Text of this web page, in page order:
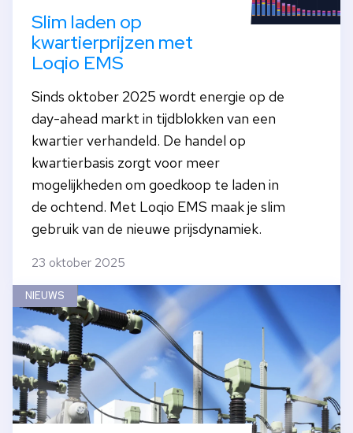
Slim laden op
kwartierprijzen met
Loqio EMS
Sinds oktober 2025 wordt energie op de
day-ahead markt in tijdblokken van een
kwartier verhandeld. De handel op
kwartierbasis zorgt voor meer
mogelijkheden om goedkoop te laden in
de ochtend. Met Loqio EMS maak je slim
gebruik van de nieuwe prijsdynamiek.
23 oktober 2025
NIEUWS